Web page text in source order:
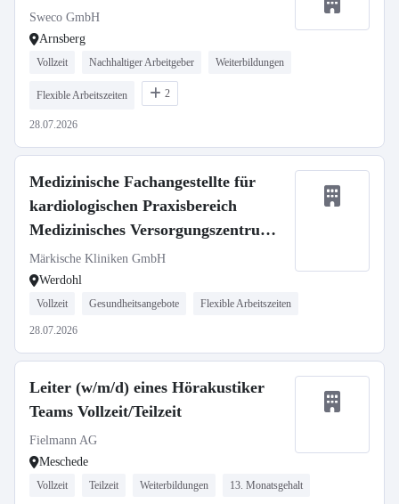
Sweco GmbH
Arnsberg
Vollzeit Nachhaltiger Arbeitgeber Weiterbildungen
Flexible Arbeitszeiten 2
28.07.2026
Medizinische Fachangestellte für
kardiologischen Praxisbereich
Medizinisches Versorgungszentrum
(m/w/d)
Märkische Kliniken GmbH
Werdohl
Vollzeit Gesundheitsangebote Flexible Arbeitszeiten
28.07.2026
Leiter (w/m/d) eines Hörakustiker
Teams Vollzeit/Teilzeit
Fielmann AG
Meschede
Vollzeit Teilzeit Weiterbildungen 13. Monatsgehalt